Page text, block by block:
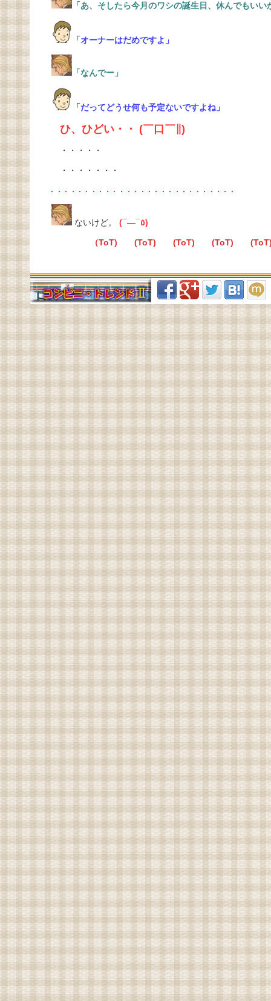
「あ、そしたら今月のワシの誕生日、休んでもいい
「オーナーはだめですよ」
「なんでー」
「だってどうせ何も予定ないですよね」
ひ、ひどい・・ (￣口￣∥)
・・・・・
・・・・・・・
ないけど。 (¯―¯٥)
（ToT) (ToT) (ToT) (ToT)